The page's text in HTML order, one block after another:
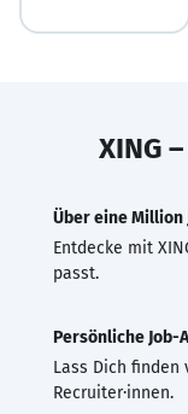
XING
Über eine Million
Entdecke mit
passt.
Persönliche Job-
Lass Dich finden
Recruiter·innen.